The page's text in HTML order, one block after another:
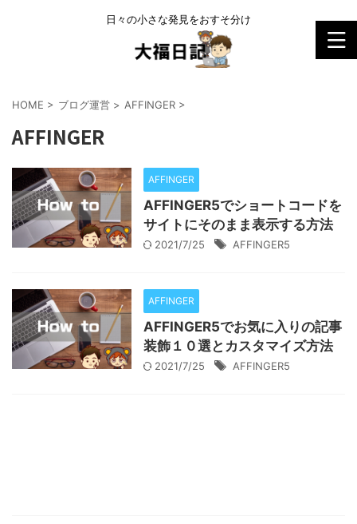
日々の小さな発見をおすそ分け
HOME > ブログ運営 > AFFINGER >
AFFINGER
AFFINGER
AFFINGER5でショートコードを
サイトにそのまま表示する方法
2021/7/25 AFFINGER5
AFFINGER
AFFINGER5でお気に入りの記事
装飾１０選とカスタマイズ方法
2021/7/25 AFFINGER5